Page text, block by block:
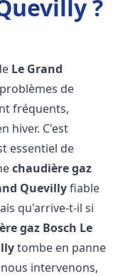
?
Le Grand
de
fréquents,
hiver. C'est
essentiel de
chaudière gaz
Quevillyfiable
qu'arrive-t-il si
gaz Bosch Le
tombe en panne
intervenons,